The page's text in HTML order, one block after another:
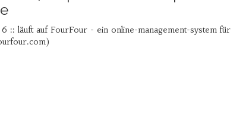
:: läuft auf FourFour - ein online-management-system für